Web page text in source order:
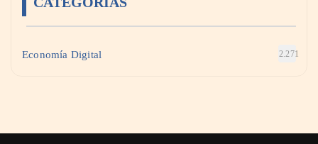
Economía Digital 2.271